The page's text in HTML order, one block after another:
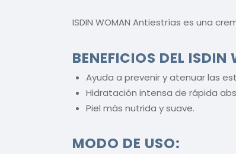
ISDIN WOMAN Antiestrías es una
BENEFICIOS DEL
Ayuda a prevenir y atenuar las
Hidratación intensa de rápida
Piel más nutrida y suave.
MODO DE USO: